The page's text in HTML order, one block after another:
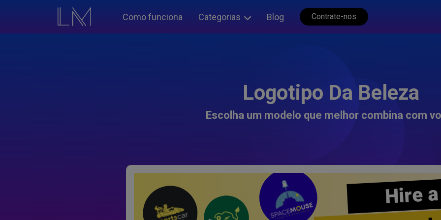
Como funciona Categorias Blog Contrate-nos
Logotipo Da Beleza
Escolha um modelo que melhor combina com
Hire a